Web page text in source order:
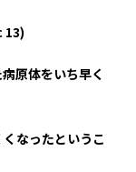
13)
原体をいち早く
なったというこ